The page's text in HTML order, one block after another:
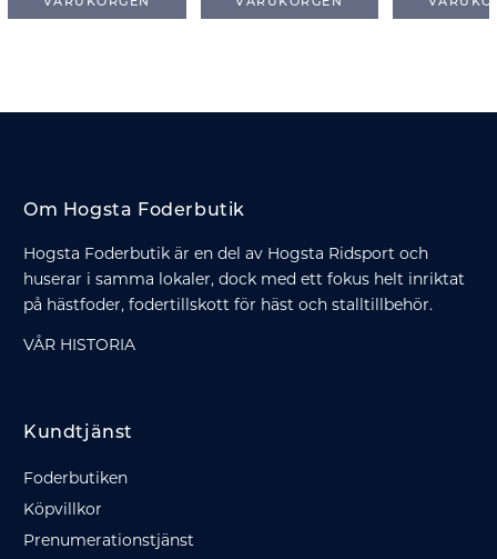
VARUKORGEN
VARUKORGEN
Om Hogsta Foderbutik
Hogsta Foderbutik är en del av Hogsta Ridsport och
huserar i samma lokaler, dock med ett fokus helt inriktat
på hästfoder, fodertillskott för häst och stalltillbehör.
VÅR HISTORIA
Kundtjänst
Foderbutiken
Köpvillkor
Prenumerationstjänst